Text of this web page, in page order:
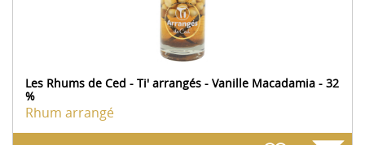
Les Rhums de Ced - Ti' arrangés - Vanille Macadamia - 32
%
Rhum arrangé